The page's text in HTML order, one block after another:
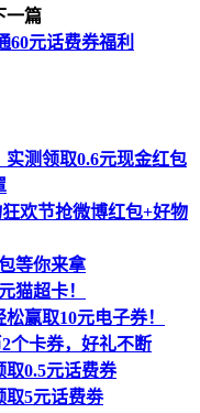
一篇
60元话费券福利
测领取0.6元现金红包
欢节抢微博红包+好物
等你来拿
猫超卡！
赢取10元电子券！
个卡券，好礼不断
0.5元话费券
取5元话费劵